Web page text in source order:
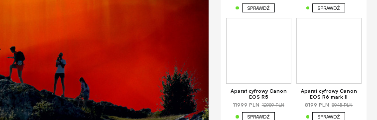
SPRAWDŹ SPRAWDŹ
Aparat cyfrowy Canon
EOS R5
11999 PLN 12989 PLN
SPRAWDŹ
Aparat cyfrowy Canon
EOS R6 mark II
8199 PLN 8945 PLN
SPRAWDŹ